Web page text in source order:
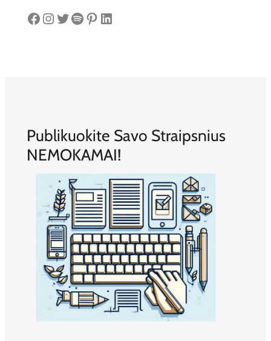
Facebook Instagram Twitter Spotify Pinterest LinkedIn
Publikuokite Savo Straipsnius
NEMOKAMAI!